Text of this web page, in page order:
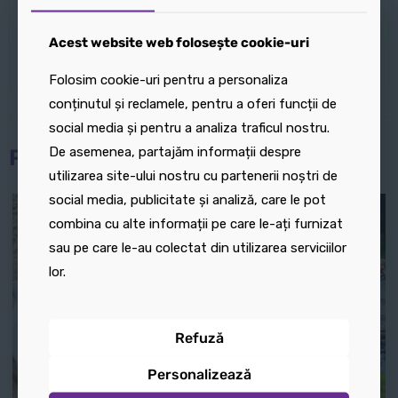
memorabilă și elegantă!
Produse similare
Acest website web folosește cookie-uri
Folosim cookie-uri pentru a personaliza
conținutul și reclamele, pentru a oferi funcții de
social media și pentru a analiza traficul nostru.
De asemenea, partajăm informații despre
utilizarea site-ului nostru cu partenerii noștri de
social media, publicitate și analiză, care le pot
combina cu alte informații pe care le-ați furnizat
sau pe care le-au colectat din utilizarea serviciilor
lor.
Refuză
Personalizează
Acest website web folosește cookie-uri
Folosim cookie-uri pentru a personaliza
conținutul și reclamele, pentru a oferi funcții de
social media și pentru a analiza traficul nostru.
De asemenea, partajăm informații despre
utilizarea site-ului nostru cu partenerii noștri de
social media, publicitate și analiză, care le pot
combina cu alte informații pe care le-ați furnizat
sau pe care le-au colectat din utilizarea serviciilor
lor.
Refuză
Personalizează